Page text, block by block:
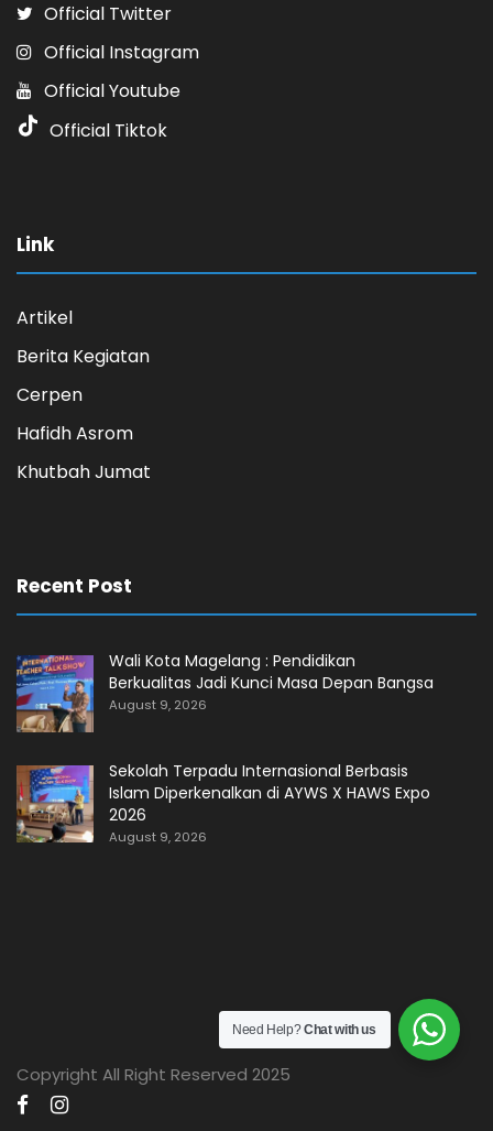
Official Twitter
Official Instagram
Official Youtube
Official Tiktok
Link
Artikel
Berita Kegiatan
Cerpen
Hafidh Asrom
Khutbah Jumat
Recent Post
Wali Kota Magelang : Pendidikan
Berkualitas Jadi Kunci Masa Depan Bangsa
August 9, 2026
Sekolah Terpadu Internasional Berbasis
Islam Diperkenalkan di AYWS X HAWS Expo
2026
August 9, 2026
Copyright All Right Reserved 2025
Need Help?Chat with us